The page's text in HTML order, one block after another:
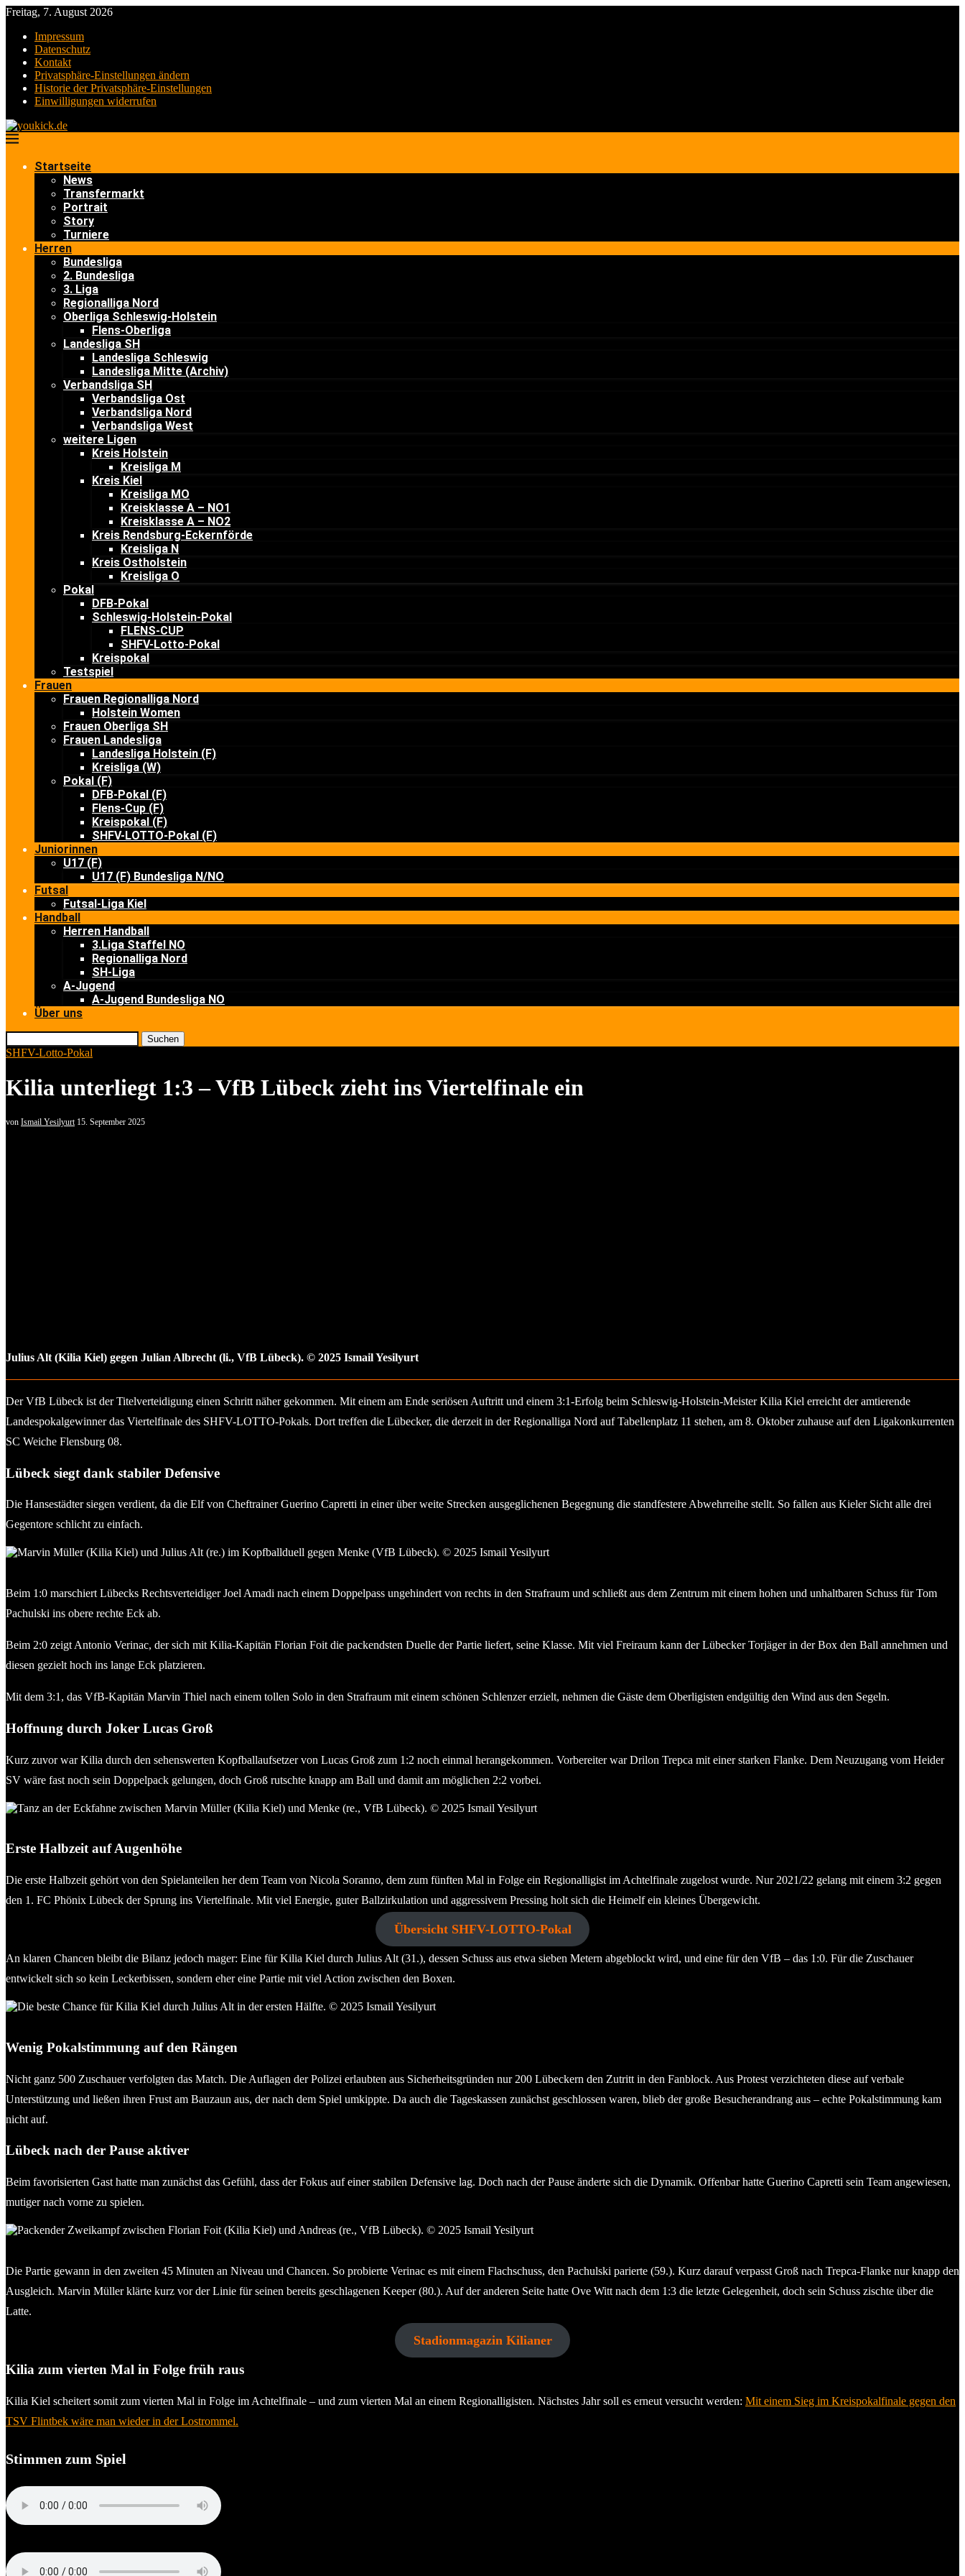
Freitag, 7. August 2026
Impressum
Datenschutz
Kontakt
Privatsphäre-Einstellungen ändern
Historie der Privatsphäre-Einstellungen
Einwilligungen widerrufen
Startseite
News
Transfermarkt
Portrait
Story
Turniere
Herren
Bundesliga
2. Bundesliga
3. Liga
Regionalliga Nord
Oberliga Schleswig-Holstein
Flens-Oberliga
Landesliga SH
Landesliga Schleswig
Landesliga Mitte (Archiv)
Verbandsliga SH
Verbandsliga Ost
Verbandsliga Nord
Verbandsliga West
weitere Ligen
Kreis Holstein
Kreisliga M
Kreis Kiel
Kreisliga MO
Kreisklasse A – NO1
Kreisklasse A – NO2
Kreis Rendsburg-Eckernförde
Kreisliga N
Kreis Ostholstein
Kreisliga O
Pokal
DFB-Pokal
Schleswig-Holstein-Pokal
FLENS-CUP
SHFV-Lotto-Pokal
Kreispokal
Testspiel
Frauen
Frauen Regionalliga Nord
Holstein Women
Frauen Oberliga SH
Frauen Landesliga
Landesliga Holstein (F)
Kreisliga (W)
Pokal (F)
DFB-Pokal (F)
Flens-Cup (F)
Kreispokal (F)
SHFV-LOTTO-Pokal (F)
Juniorinnen
U17 (F)
U17 (F) Bundesliga N/NO
Futsal
Futsal-Liga Kiel
Handball
Herren Handball
3.Liga Staffel NO
Regionalliga Nord
SH-Liga
A-Jugend
A-Jugend Bundesliga NO
Über uns
Suchen
SHFV-Lotto-Pokal
Kilia unterliegt 1:3 – VfB Lübeck zieht ins Viertelfinale ein
von Ismail Yesilyurt 15. September 2025
Julius Alt (Kilia Kiel) gegen Julian Albrecht (li., VfB Lübeck). © 2025 Ismail Yesilyurt
Der VfB Lübeck ist der Titelverteidigung einen Schritt näher gekommen. Mit einem am Ende seriösen Auftritt und einem 3:1-Erfolg beim Schleswig-Holstein-Meister Kilia Kiel erreicht der amtierende
Landespokalgewinner das Viertelfinale des SHFV-LOTTO-Pokals. Dort treffen die Lübecker, die derzeit in der Regionalliga Nord auf Tabellenplatz 11 stehen, am 8. Oktober zuhause auf den Ligakonkurrenten
SC Weiche Flensburg 08.
Lübeck siegt dank stabiler Defensive
Die Hansestädter siegen verdient, da die Elf von Cheftrainer Guerino Capretti in einer über weite Strecken ausgeglichenen Begegnung die standfestere Abwehrreihe stellt. So fallen aus Kieler Sicht alle drei
Gegentore schlicht zu einfach.
Beim 1:0 marschiert Lübecks Rechtsverteidiger Joel Amadi nach einem Doppelpass ungehindert von rechts in den Strafraum und schließt aus dem Zentrum mit einem hohen und unhaltbaren Schuss für Tom
Pachulski ins obere rechte Eck ab.
Beim 2:0 zeigt Antonio Verinac, der sich mit Kilia-Kapitän Florian Foit die packendsten Duelle der Partie liefert, seine Klasse. Mit viel Freiraum kann der Lübecker Torjäger in der Box den Ball annehmen und
diesen gezielt hoch ins lange Eck platzieren.
Mit dem 3:1, das VfB-Kapitän Marvin Thiel nach einem tollen Solo in den Strafraum mit einem schönen Schlenzer erzielt, nehmen die Gäste dem Oberligisten endgültig den Wind aus den Segeln.
Hoffnung durch Joker Lucas Groß
Kurz zuvor war Kilia durch den sehenswerten Kopfballaufsetzer von Lucas Groß zum 1:2 noch einmal herangekommen. Vorbereiter war Drilon Trepca mit einer starken Flanke. Dem Neuzugang vom Heider
SV wäre fast noch sein Doppelpack gelungen, doch Groß rutschte knapp am Ball und damit am möglichen 2:2 vorbei.
Erste Halbzeit auf Augenhöhe
Die erste Halbzeit gehört von den Spielanteilen her dem Team von Nicola Soranno, dem zum fünften Mal in Folge ein Regionalligist im Achtelfinale zugelost wurde. Nur 2021/22 gelang mit einem 3:2 gegen
den 1. FC Phönix Lübeck der Sprung ins Viertelfinale. Mit viel Energie, guter Ballzirkulation und aggressivem Pressing holt sich die Heimelf ein kleines Übergewicht.
Übersicht SHFV-LOTTO-Pokal
An klaren Chancen bleibt die Bilanz jedoch mager: Eine für Kilia Kiel durch Julius Alt (31.), dessen Schuss aus etwa sieben Metern abgeblockt wird, und eine für den VfB – das 1:0. Für die Zuschauer
entwickelt sich so kein Leckerbissen, sondern eher eine Partie mit viel Action zwischen den Boxen.
Wenig Pokalstimmung auf den Rängen
Nicht ganz 500 Zuschauer verfolgten das Match. Die Auflagen der Polizei erlaubten aus Sicherheitsgründen nur 200 Lübeckern den Zutritt in den Fanblock. Aus Protest verzichteten diese auf verbale
Unterstützung und ließen ihren Frust am Bauzaun aus, der nach dem Spiel umkippte. Da auch die Tageskassen zunächst geschlossen waren, blieb der große Besucherandrang aus – echte Pokalstimmung kam
nicht auf.
Lübeck nach der Pause aktiver
Beim favorisierten Gast hatte man zunächst das Gefühl, dass der Fokus auf einer stabilen Defensive lag. Doch nach der Pause änderte sich die Dynamik. Offenbar hatte Guerino Capretti sein Team angewiesen,
mutiger nach vorne zu spielen.
Die Partie gewann in den zweiten 45 Minuten an Niveau und Chancen. So probierte Verinac es mit einem Flachschuss, den Pachulski parierte (59.). Kurz darauf verpasst Groß nach Trepca-Flanke nur knapp den
Ausgleich. Marvin Müller klärte kurz vor der Linie für seinen bereits geschlagenen Keeper (80.). Auf der anderen Seite hatte Ove Witt nach dem 1:3 die letzte Gelegenheit, doch sein Schuss zischte über die
Latte.
Stadionmagazin Kilianer
Kilia zum vierten Mal in Folge früh raus
Kilia Kiel scheitert somit zum vierten Mal in Folge im Achtelfinale – und zum vierten Mal an einem Regionalligisten. Nächstes Jahr soll es erneut versucht werden: Mit einem Sieg im Kreispokalfinale gegen den
TSV Flintbek wäre man wieder in der Lostrommel.
Stimmen zum Spiel